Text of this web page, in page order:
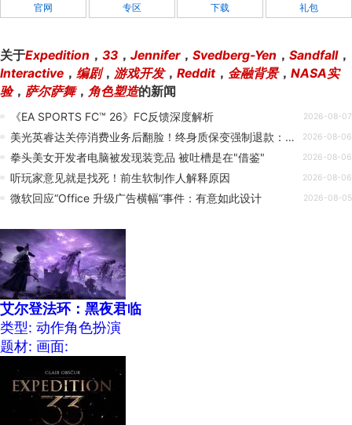
官网 专区 下载 礼包
关于Expedition ， 33 ， Jennifer， Svedberg-Yen ， Sandfall，
Interactive ， 编剧， 游戏开发， Reddit， 金融背景， NASA实
验， 萨尔萨舞， 角色塑造的新闻
《EA SPORTS FC™ 26》FC反馈深度解析 2026-08-07
美光英睿达关停消费业务后翻脸！终身质保变强制退款：没坏的也要没收 2026-08-06
拳头美女开发者电脑被发现装竞品 被吐槽是在"借鉴" 2026-08-06
听玩家意见就是找死！前生软制作人解释原因 2026-08-06
微软回应“Office 升级广告横幅”事件：有意如此设计 2026-08-05
艾尔登法环：黑夜君临
类型: 动作角色扮演
题材: 画面: